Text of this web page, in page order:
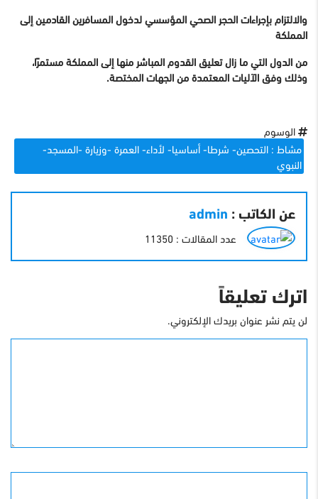
والالتزام بإجراءات الحجر الصحي المؤسسي لدخول المسافرين القادمين إلى
المملكة
من الدول التي ما زال تعليق القدوم المباشر منها إلى المملكة مستمرًا،
وذلك وفق الآليات المعتمدة من الجهات المختصة.
الوسوم
مشاط : التحصين- شرطا- أساسيا- لأداء- العمرة -وزيارة -المسجد-
النبوي
عن الكاتب : admin
عدد المقالات : 11350
اترك تعليقاً
لن يتم نشر عنوان بريدك الإلكتروني.